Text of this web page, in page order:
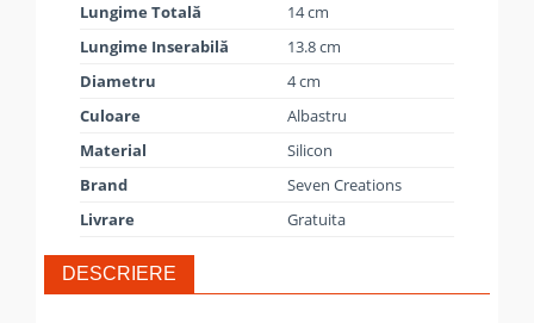
Lungime Totală
14 cm
Lungime Inserabilă
13.8 cm
Diametru
4 cm
Culoare
Albastru
Material
Silicon
Brand
Seven Creations
Livrare
Gratuita
DESCRIERE